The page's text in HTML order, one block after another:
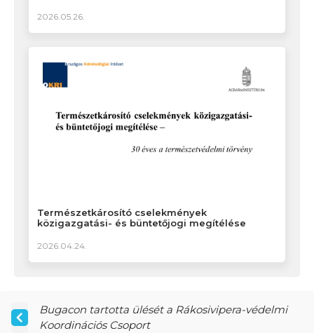
2026.05.26.
Természetkárosító cselekmények
közigazgatási- és büntetőjogi megítélése
2026.04.24.
Bugacon tartotta ülését a Rákosivipera-védelmi
Koordinációs Csoport